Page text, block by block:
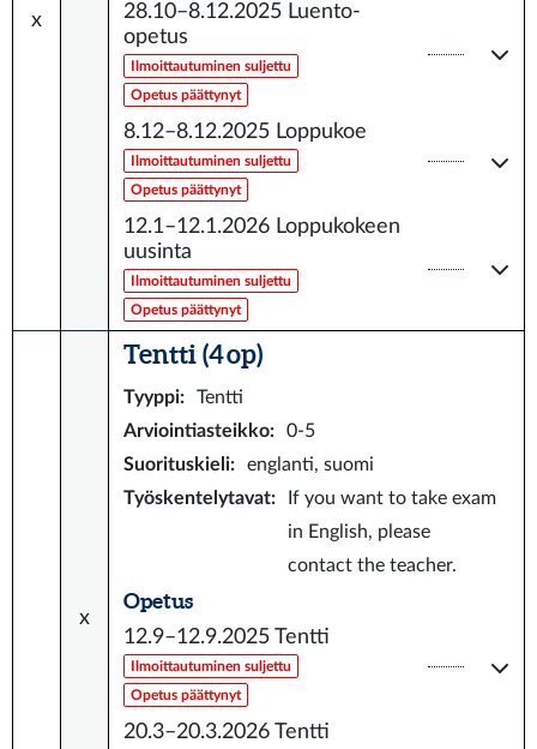
x 28.10–8.12.2025 Luento-
opetus
Ilmoittautuminen suljettu
Opetus päättynyt
8.12–8.12.2025 Loppukoe
Ilmoittautuminen suljettu
Opetus päättynyt
12.1–12.1.2026 Loppukokeen
uusinta
Ilmoittautuminen suljettu
Opetus päättynyt
x
Tentti (4 op)
Tyyppi:
Tentti
Arviointiasteikko:
0-5
Suorituskieli:
englanti, suomi
Työskentelytavat:
If you want to take exam
in English, please
contact the teacher.
Opetus
12.9–12.9.2025 Tentti
Ilmoittautuminen suljettu
Opetus päättynyt
20.3–20.3.2026 Tentti